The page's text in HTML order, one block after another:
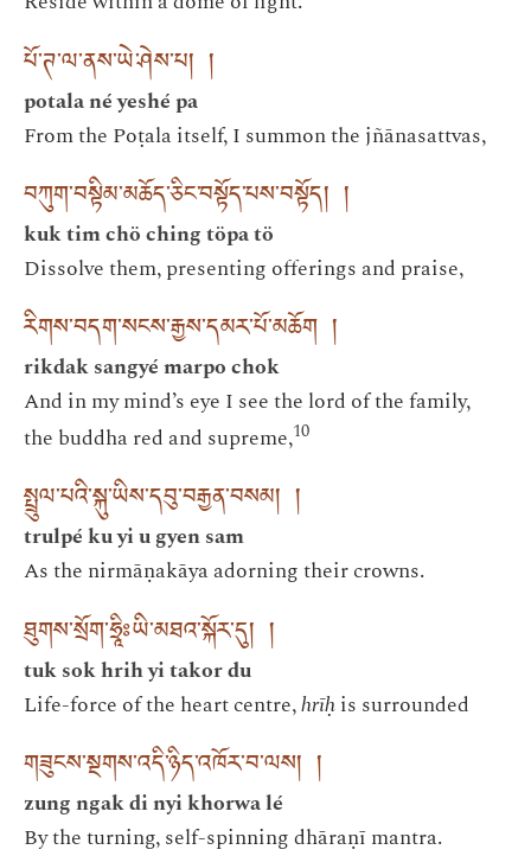
པོ་ཊ་ལ་ནས་ཡེ་ཤེས་པ། །
potala né yeshé pa
From the Poṭala itself, I summon the jñānasattvas,
བཀུག་བསྟིམ་མཆོད་ཅིང་བསྟོད་པས་བསྟོད། །
kuk tim chö ching töpa tö
Dissolve them, presenting offerings and praise,
རིགས་བདག་སངས་རྒྱས་དམར་པོ་མཆོག །
rikdak sangyé marpo chok
And in my mind’s eye I see the lord of the family,
the buddha red and supreme,10
སྤྲུལ་པའི་སྐུ་ཡིས་དབུ་བརྒྱན་བསམ། །
trulpé ku yi u gyen sam
As the nirmāṇakāya adorning their crowns.
ཐུགས་སྲོག་ཧྲཱིཿཡི་མཐའ་སྐོར་དུ། །
tuk sok hrih yi takor du
Life-force of the heart centre,hrīḥis surrounded
གཟུངས་སྔགས་འདི་ཉིད་འཁོར་བ་ལས། །
zung ngak di nyi khorwa lé
By the turning, self-spinning dhāraṇī mantra.